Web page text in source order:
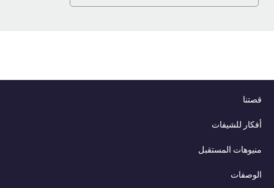
قصتنا
أفكار للشيفات
منيوهات المستقبل
الوصفات